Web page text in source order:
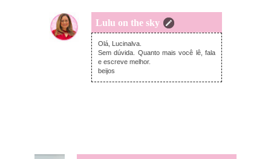
Lulu on the sky
domingo, setembro 22, 2024
Olá, Lucinalva.
Sem dúvida. Quanto mais você lê, fala
e escreve melhor.
beijos